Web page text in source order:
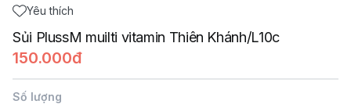
Yêu thích
Sủi PlussM muilti vitamin Thiên Khánh/L10c
150.000đ
Số lượng